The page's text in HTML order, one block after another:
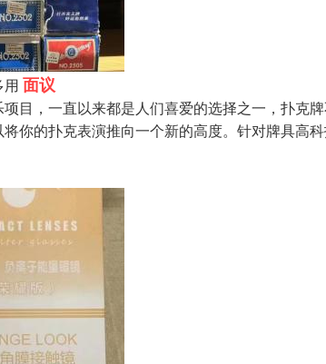
用 面议
目，一直以来都是人们喜爱的选择之一，扑克
你的扑克表演推向一个新的高度。针对牌具高